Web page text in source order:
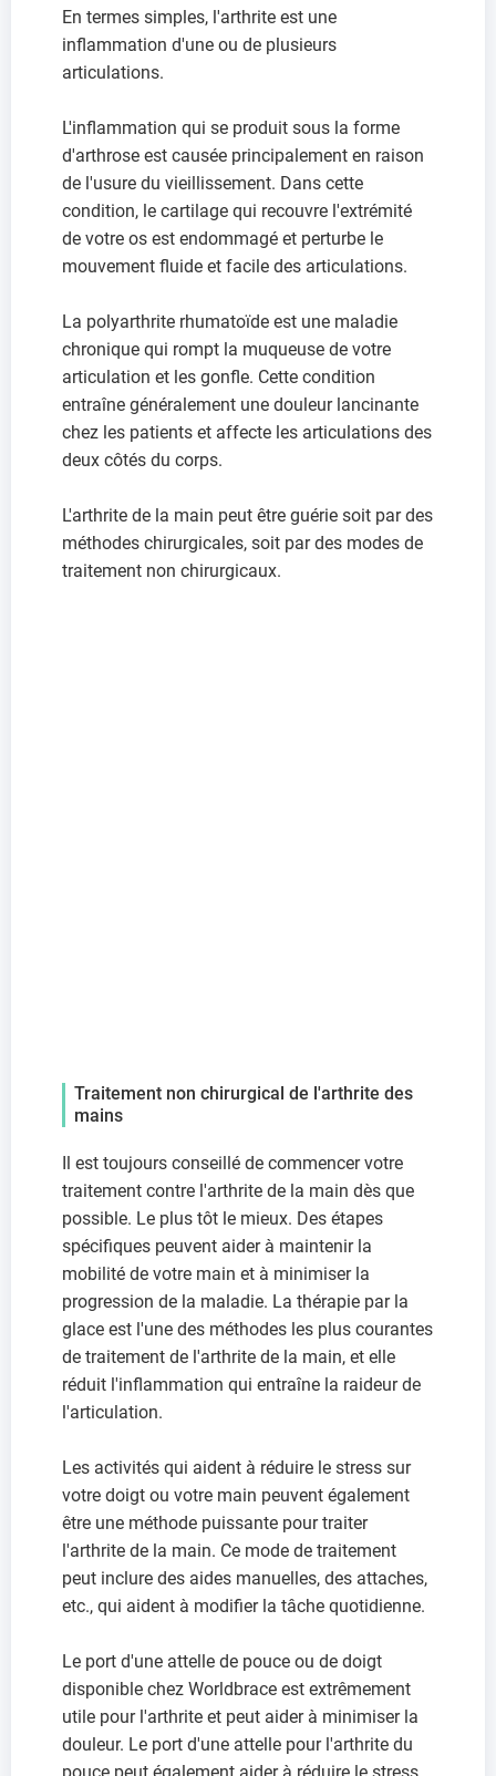
En termes simples, l'arthrite est une
inflammation d'une ou de plusieurs
articulations.
L'inflammation qui se produit sous la forme
d'arthrose est causée principalement en raison
de l'usure du vieillissement. Dans cette
condition, le cartilage qui recouvre l'extrémité
de votre os est endommagé et perturbe le
mouvement fluide et facile des articulations.
La polyarthrite rhumatoïde est une maladie
chronique qui rompt la muqueuse de votre
articulation et les gonfle. Cette condition
entraîne généralement une douleur lancinante
chez les patients et affecte les articulations des
deux côtés du corps.
L'arthrite de la main peut être guérie soit par des
méthodes chirurgicales, soit par des modes de
traitement non chirurgicaux.
Traitement non chirurgical de l'arthrite des
mains
Il est toujours conseillé de commencer votre
traitement contre l'arthrite de la main dès que
possible. Le plus tôt le mieux. Des étapes
spécifiques peuvent aider à maintenir la
mobilité de votre main et à minimiser la
progression de la maladie. La thérapie par la
glace est l'une des méthodes les plus courantes
de traitement de l'arthrite de la main, et elle
réduit l'inflammation qui entraîne la raideur de
l'articulation.
Les activités qui aident à réduire le stress sur
votre doigt ou votre main peuvent également
être une méthode puissante pour traiter
l'arthrite de la main. Ce mode de traitement
peut inclure des aides manuelles, des attaches,
etc., qui aident à modifier la tâche quotidienne.
Le port d'une attelle de pouce ou de doigt
disponible chez Worldbrace est extrêmement
utile pour l'arthrite et peut aider à minimiser la
douleur. Le port d'une attelle pour l'arthrite du